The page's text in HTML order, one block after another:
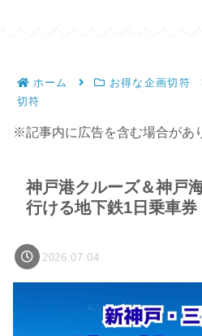
ホーム お得な企画切符
切符
※記事内に広告を含む場合があ
神戸港クルーズ＆神戸
行ける地下鉄1日乗車券
2026.07.04